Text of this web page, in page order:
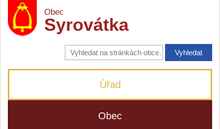
Obec
Syrovátka
Vyhledávání
na
stránkách
Úřad
Obec